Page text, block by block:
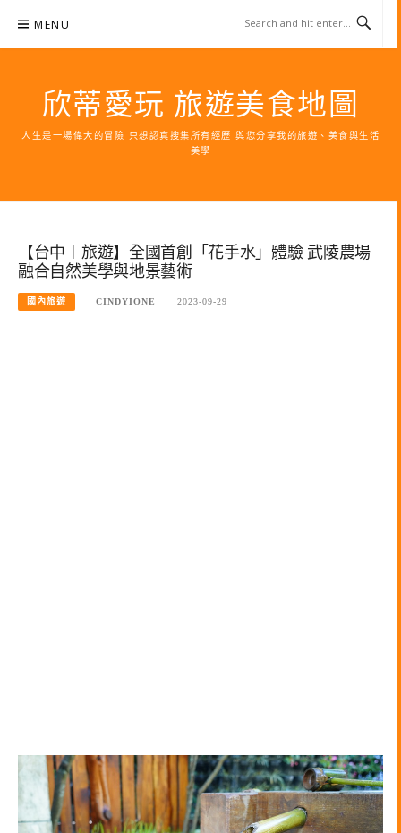
content
MENU
欣蒂愛玩 旅遊美食地圖
人生是一場偉大的冒險 只想認真搜集所有經歷 與您分享我的旅遊、美食與生活
美學
【台中︱旅遊】全國首創「花手水」體驗 武陵農場
融合自然美學與地景藝術
國內旅遊 CINDYIONE 2023-09-29